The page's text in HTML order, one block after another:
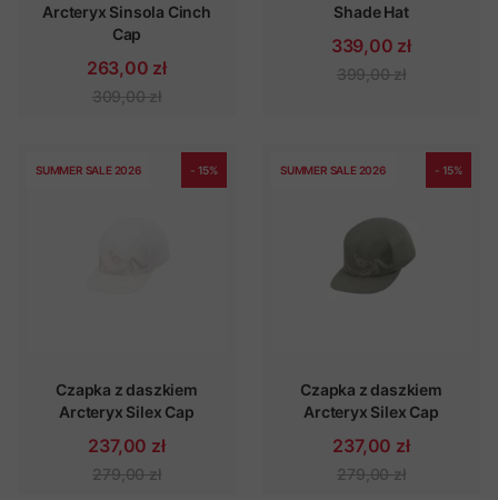
Arcteryx Sinsola Cinch
Cap
263,00 zł
309,00 zł
Shade Hat
339,00 zł
399,00 zł
SUMMER SALE 2026 - 15%
Czapka z daszkiem
Arcteryx Silex Cap
237,00 zł
279,00 zł
SUMMER SALE 2026 - 15%
Czapka z daszkiem
Arcteryx Silex Cap
237,00 zł
279,00 zł